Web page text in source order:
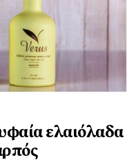
ελαιόλαδα